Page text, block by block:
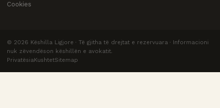
Cookies
© 2026 Këshilla Ligjore · Të gjitha të drejtat e rezervuara · Informacioni
nuk zëvendëson këshillën e avokatit.
PrivatësiaKushtetSitemap